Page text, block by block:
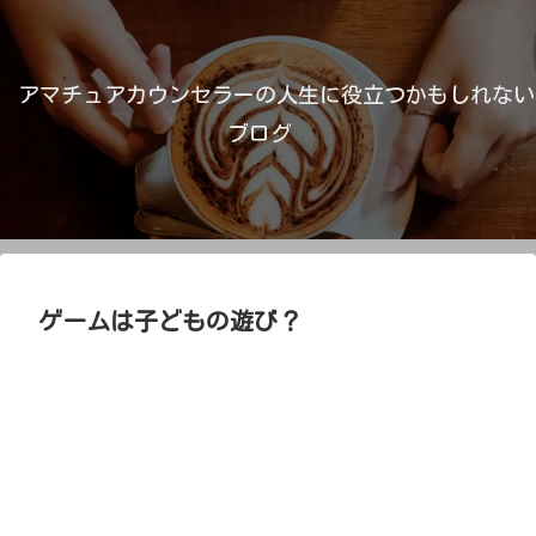
アマチュアカウンセラーの人生に役立つかもしれない
ブログ
ゲームは子どもの遊び？